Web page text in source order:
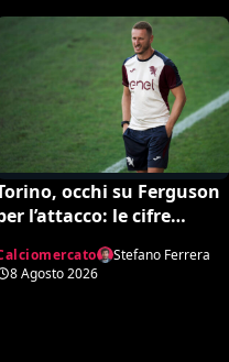
occhi su Ferguson
l’attacco: le cifre
Stefano Ferrera
8 Agosto 2026